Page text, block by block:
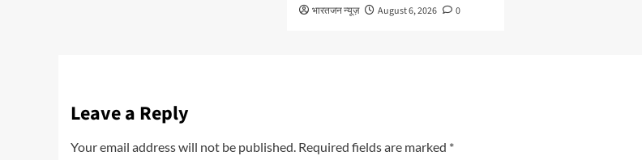
भारतजन न्यूज़ August 6, 2026 0
Leave a Reply
Your email address will not be published. Required fields are marked *